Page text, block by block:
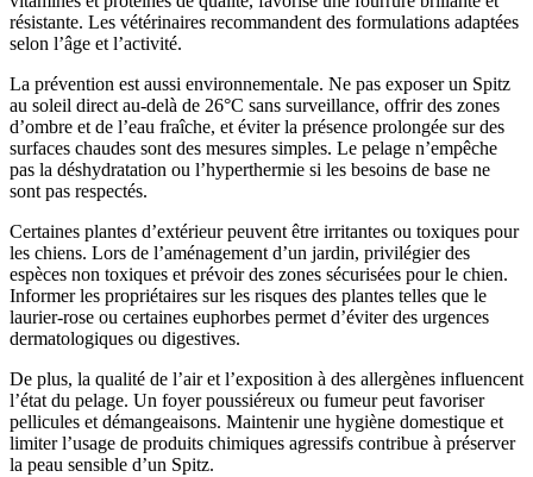
résistante. Les vétérinaires recommandent des formulations adaptées
selon l’âge et l’activité.
La prévention est aussi environnementale. Ne pas exposer un Spitz
au soleil direct au-delà de 26°C sans surveillance, offrir des zones
d’ombre et de l’eau fraîche, et éviter la présence prolongée sur des
surfaces chaudes sont des mesures simples. Le pelage n’empêche
pas la déshydratation ou l’hyperthermie si les besoins de base ne
sont pas respectés.
Certaines plantes d’extérieur peuvent être irritantes ou toxiques pour
les chiens. Lors de l’aménagement d’un jardin, privilégier des
espèces non toxiques et prévoir des zones sécurisées pour le chien.
Informer les propriétaires sur les risques des plantes telles que le
laurier-rose ou certaines euphorbes permet d’éviter des urgences
dermatologiques ou digestives.
De plus, la qualité de l’air et l’exposition à des allergènes influencent
l’état du pelage. Un foyer poussiéreux ou fumeur peut favoriser
pellicules et démangeaisons. Maintenir une hygiène domestique et
limiter l’usage de produits chimiques agressifs contribue à préserver
la peau sensible d’un Spitz.